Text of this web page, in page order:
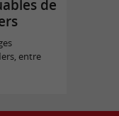
de
entre